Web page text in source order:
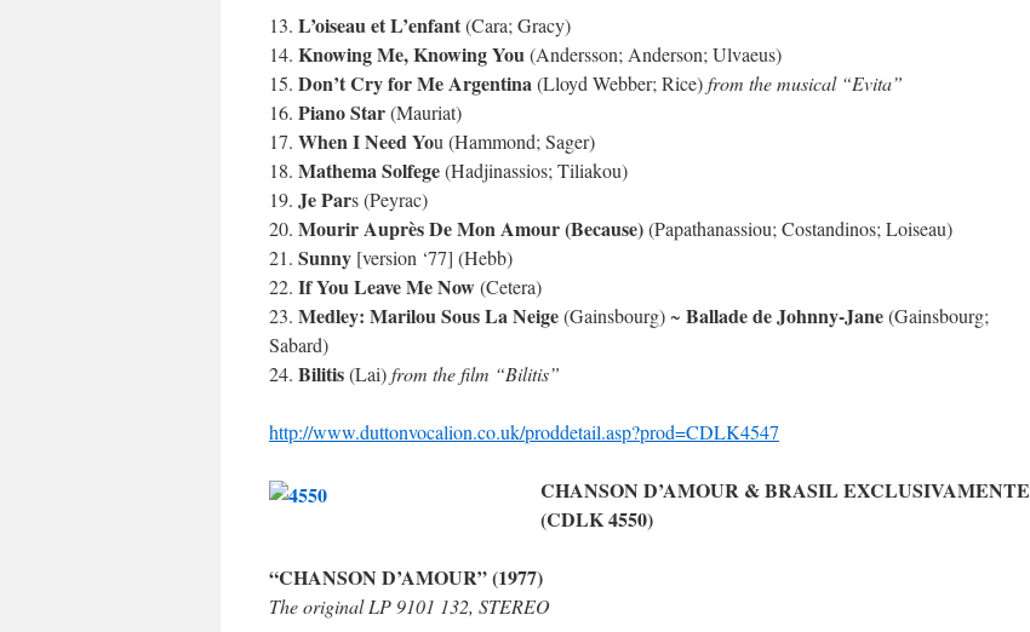
13. L’oiseau et L’enfant(Cara; Gracy)
14. Knowing Me, Knowing You(Andersson; Anderson; Ulvaeus)
15. Don’t Cry for Me Argentina(Lloyd Webber; Rice)from the musical “Evita”
16. Piano Star(Mauriat)
17. When I Need You (Hammond; Sager)
18. Mathema Solfege(Hadjinassios; Tiliakou)
19. Je Pars (Peyrac)
20. Mourir Auprès De Mon Amour (Because)(Papathanassiou; Costandinos; Loiseau)
21. Sunny [version ‘77] (Hebb)
22. If You Leave Me Now(Cetera)
23. Medley: Marilou Sous La Neige(Gainsbourg) ~ Ballade de Johnny-Jane(Gainsbourg;
Sabard)
24. Bilitis(Lai)from the film “Bilitis”
http://www.duttonvocalion.co.uk/proddetail.asp?prod=CDLK4547
CHANSON D’AMOUR & BRASIL EXCLUSIVAMENTE
(CDLK 4550)
“CHANSON D’AMOUR” (1977)
The original LP 9101 132, STEREO